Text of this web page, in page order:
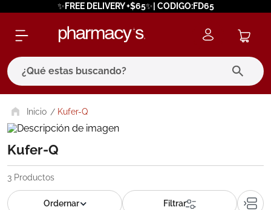
✨FREE DELIVERY +$65✨| CODIGO:FD65
¿Qué estas buscando?
Kufer-Q
Kufer-Q
3 Productos
términos más buscados
1. eucerin
2. protector solar
3. pilexil